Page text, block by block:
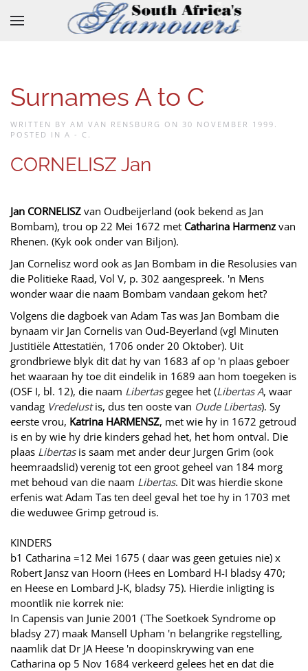
Skip to main content
Surnames A to C
WRITTEN BY AM VAN RENSBURG ON 30 NOVEMBER 1999 .
POSTED IN A - C .
CORNELISZ Jan
Jan CORNELISZ van Oudbeijerland (ook bekend as Jan
Bombam), trou op 22 Mei 1672 met Catharina Harmenz van
Rhenen. (Kyk ook onder van Biljon).
Jan Cornelisz word ook as Jan Bombam in die Resolusies van
die Politieke Raad, Vol V, p. 302 aangespreek. 'n Mens
wonder waar die naam Bombam vandaan gekom het?
Volgens die dagboek van Adam Tas was Jan Bombam die
bynaam vir Jan Cornelis van Oud-Beyerland (vgl Minuten
Justitiële Attestatiën, 1706 onder 20 Oktober). Uit
grondbriewe blyk dit dat hy van 1683 af op 'n plaas geboer
het waaraan hy toe dit eindelik in 1689 aan hom toegeken is
(OSF I, bl. 12), die naam Libertasgegee het (Libertas A, waar
vandag Vredelustis, dus ten ooste van Oude Libertas). Sy
eerste vrou, Katrina HARMENSZ, met wie hy in 1672 getroud
is en by wie hy drie kinders gehad het, het hom ontval. Die
plaas Libertasis saam met ander deur Jurgen Grim (ook
heemraadslid) verenig tot een groot geheel van 184 morg
met behoud van die naam Libertas. Dit was hierdie skone
erfenis wat Adam Tas ten deel geval het toe hy in 1703 met
die weduwee Grimp getroud is.
KINDERS
b1 Catharina =12 Mei 1675 ( daar was geen getuies nie) x
Robert Jansz van Hoorn (Hees en Lombard H-I bladsy 470;
en Heese en Lombard J-K, bladsy 75). Hierdie inligting is
moontlik nie korrek nie:
In Capensis van Junie 2001 (`The Soetkoek Syndrome op
bladsy 27) maak Mansell Upham 'n belangrike regstelling,
naamlik dat Dr JA Heese 'n doopinskrywing van ene
Catharina op 5 Nov 1684 verkeerd gelees het en dat die